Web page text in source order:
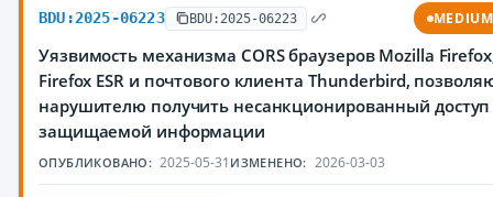
BDU:2025-06223 BDU:2025-06223 MEDIUM
Уязвимость механизма CORS браузеров Mozilla
Firefox ESR и почтового клиента Thunderbird,
нарушителю получить несанкционированный доступ
защищаемой информации
ОПУБЛИКОВАНО: 2025-05-31 ИЗМЕНЕНО: 2026-03-03